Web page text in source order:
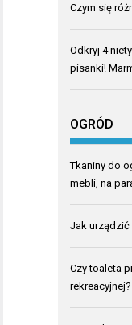
Czym się
Odkryj 4
pisanki!
OGRÓD
Tkaniny do
mebli, na
Jak
Czy toaleta
rekreacyjnej?